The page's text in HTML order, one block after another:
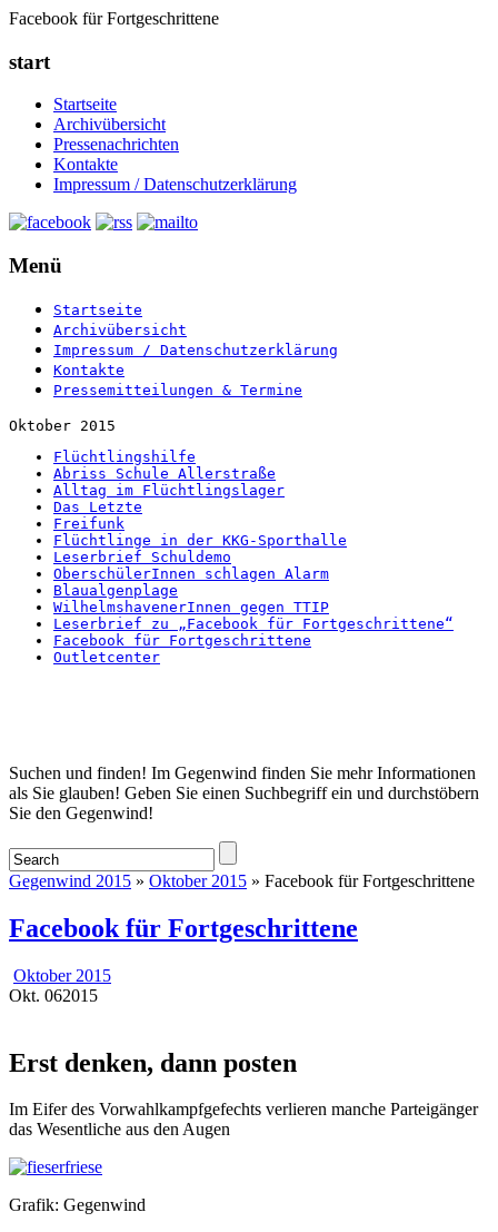
Facebook für Fortgeschrittene
start
Startseite
Archivübersicht
Pressenachrichten
Kontakte
Impressum / Datenschutzerklärung
Menü
Startseite
Archivübersicht
Impressum / Datenschutzerklärung
Kontakte
Pressemitteilungen & Termine
Oktober 2015
Flüchtlingshilfe
Abriss Schule Allerstraße
Alltag im Flüchtlingslager
Das Letzte
Freifunk
Flüchtlinge in der KKG-Sporthalle
Leserbrief Schuldemo
OberschülerInnen schlagen Alarm
Blaualgenplage
WilhelmshavenerInnen gegen TTIP
Leserbrief zu „Facebook für Fortgeschrittene“
Facebook für Fortgeschrittene
Outletcenter
Startseite
Suchen und finden! Im Gegenwind finden Sie mehr Informationen
als Sie glauben! Geben Sie einen Suchbegriff ein und durchstöbern
Sie den Gegenwind!
Gegenwind 2015 » Oktober 2015 » Facebook für Fortgeschrittene
Facebook für Fortgeschrittene
Oktober 2015
Okt. 062015
Erst denken, dann posten
Im Eifer des Vorwahlkampfgefechts verlieren manche Parteigänger
das Wesentliche aus den Augen
Grafik: Gegenwind